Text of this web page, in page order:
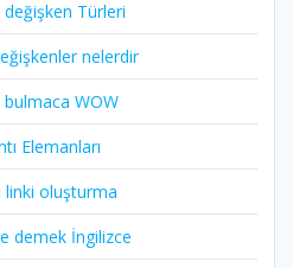
değişken Türleri
nelerdir
bulmaca WOW
Elemanları
linki oluşturma
demek İngilizce